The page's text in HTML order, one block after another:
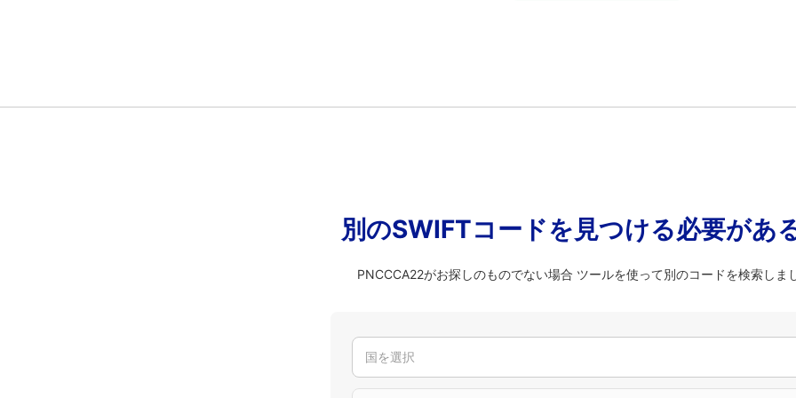
別のSWIFTコードを見つける必要があ
PNCCCA22がお探しのものでない場合 ツールを使って別のコードを検索しま
国を選択